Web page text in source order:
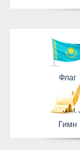
Флаг
Гимн